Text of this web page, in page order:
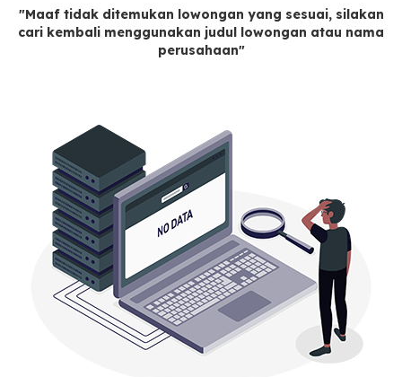
"Maaf tidak ditemukan lowongan yang sesuai, silakan
cari kembali menggunakan judul lowongan atau nama
perusahaan"